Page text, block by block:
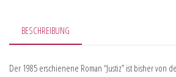
BESCHREIBUNG
Der 1985 erschienene Roman “Justiz” ist bisher von